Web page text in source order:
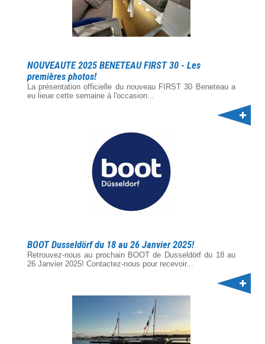
NOUVEAUTE 2025 BENETEAU FIRST 30 - Les
premières photos!
La présentation officielle du nouveau FIRST 30 Beneteau a
eu lieue cette semaine à l'occasion...
BOOT Dusseldörf du 18 au 26 Janvier 2025!
Retrouvez-nous au prochain BOOT de Dusseldörf du 18 au
26 Janvier 2025! Contactez-nous pour recevoir...